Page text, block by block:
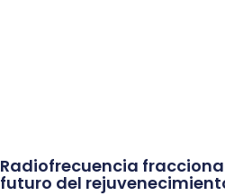
Radiofrecuencia
futuro del